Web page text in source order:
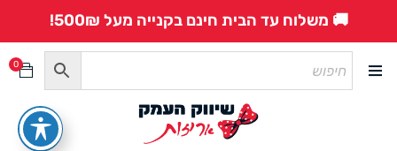
🚚 משלוח עד הבית חינם בקנייה מעל 500₪!
0